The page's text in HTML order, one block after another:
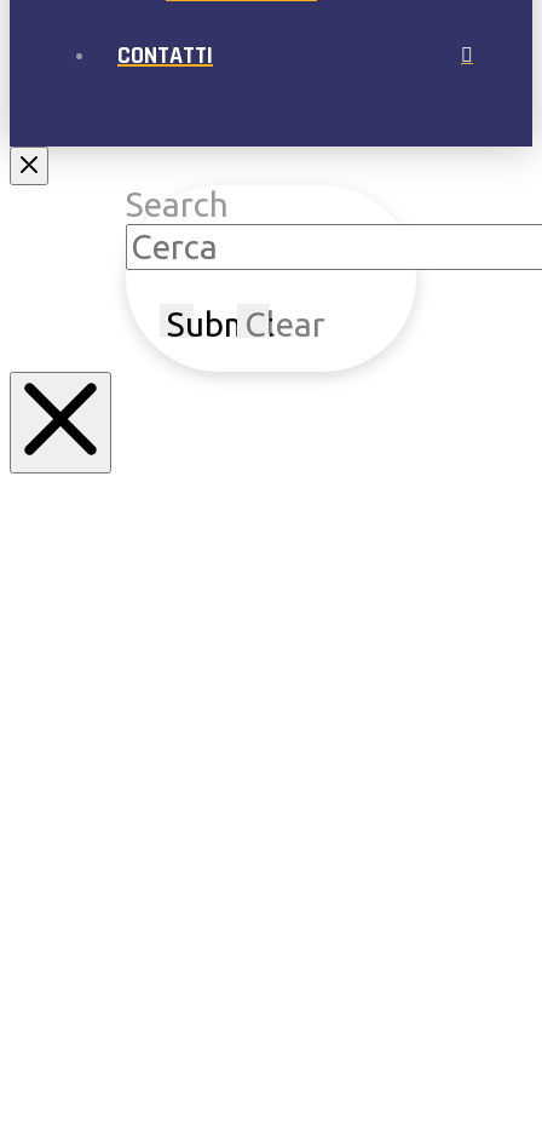
CONTATTI
Search
SubmitClear